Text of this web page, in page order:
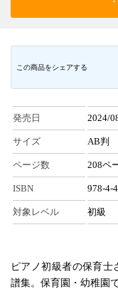
この商品をシェアする
発売日 2024/
サイズ AB判
ページ数 208ペ
ISBN 978-4-
対象レベル 初級
ピアノ初級者の保育士
譜集。保育園・幼稚園